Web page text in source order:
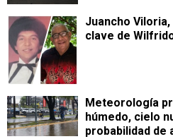
Juancho
clave de
Meteorología
húmedo, cielo
probabilidad de